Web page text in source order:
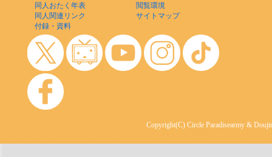
同人おたく年表
同人関連リンク
付録・資料
閲覧環境
サイトマップ
Copyright(C) Circle Paradisearmy &